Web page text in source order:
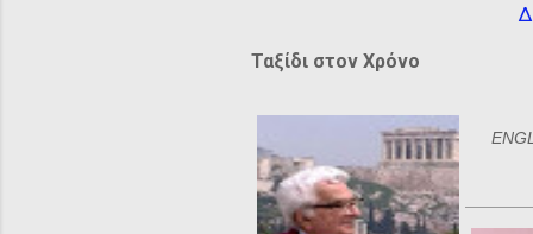
Ταξίδι στον Χρόνο